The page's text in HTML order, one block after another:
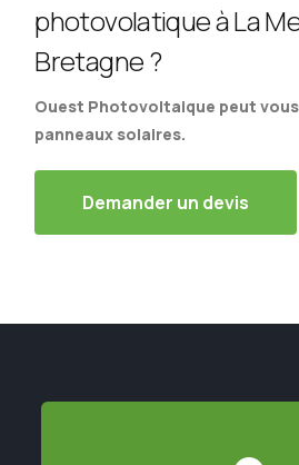
photovolatique à La
Bretagne ?
Ouest Photovoltaique peut
panneaux solaires.
Demander un devis